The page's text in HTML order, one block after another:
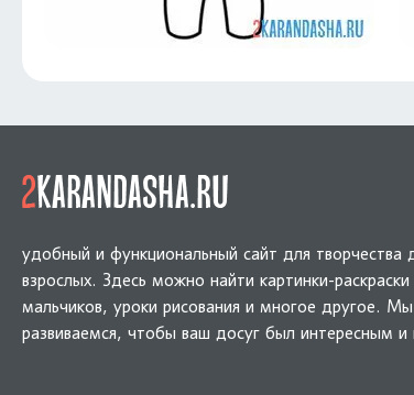
удобный и функциональный сайт для творчества
взрослых. Здесь можно найти картинки-
мальчиков, уроки рисования и многое другое.
развиваемся, чтобы ваш досуг был интересным и